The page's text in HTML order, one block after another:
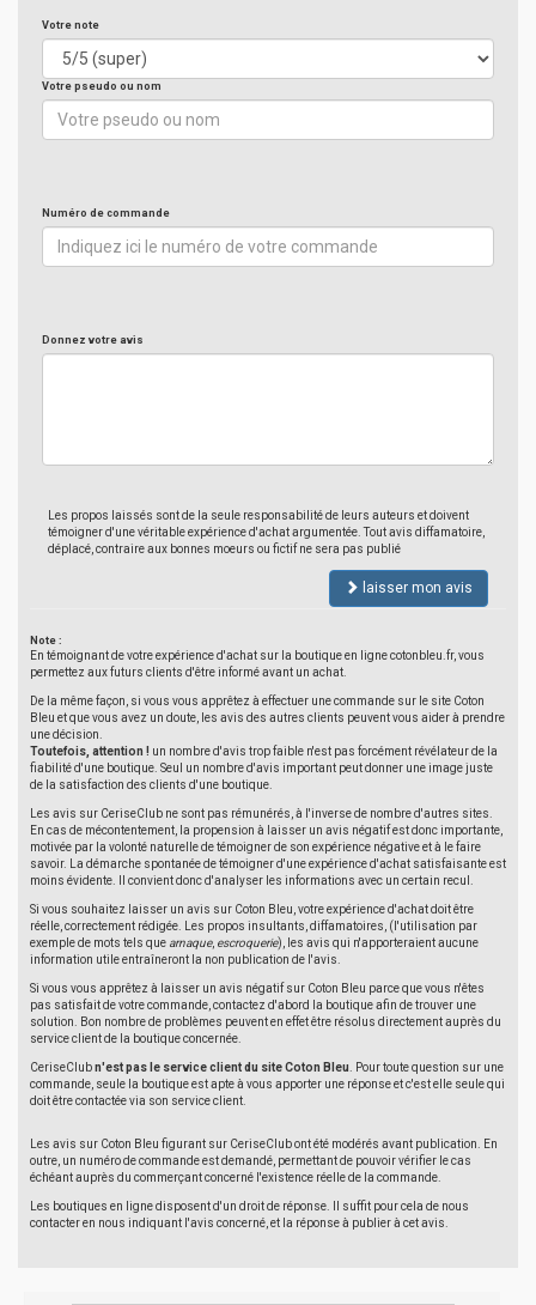
Votre note
Votre pseudo ou nom
Numéro de commande
Donnez votre avis
Les propos laissés sont de la seule responsabilité de leurs auteurs et doivent
témoigner d'une véritable expérience d'achat argumentée. Tout avis diffamatoire,
déplacé, contraire aux bonnes moeurs ou fictif ne sera pas publié
laisser mon avis
Note :
En témoignant de votre expérience d'achat sur la boutique en ligne cotonbleu.fr, vous
permettez aux futurs clients d'être informé avant un achat.
De la même façon, si vous vous apprêtez à effectuer une commande sur le site Coton
Bleu et que vous avez un doute, les avis des autres clients peuvent vous aider à prendre
une décision.
Toutefois, attention ! un nombre d'avis trop faible n'est pas forcément révélateur de la
fiabilité d'une boutique. Seul un nombre d'avis important peut donner une image juste
de la satisfaction des clients d'une boutique.
Les avis sur CeriseClub ne sont pas rémunérés, à l'inverse de nombre d'autres sites.
En cas de mécontentement, la propension à laisser un avis négatif est donc importante,
motivée par la volonté naturelle de témoigner de son expérience négative et à le faire
savoir. La démarche spontanée de témoigner d'une expérience d'achat satisfaisante est
moins évidente. Il convient donc d'analyser les informations avec un certain recul.
Si vous souhaitez laisser un avis sur Coton Bleu, votre expérience d'achat doit être
réelle, correctement rédigée. Les propos insultants, diffamatoires, (l'utilisation par
exemple de mots tels que arnaque, escroquerie), les avis qui n'apporteraient aucune
information utile entraîneront la non publication de l'avis.
Si vous vous apprêtez à laisser un avis négatif sur Coton Bleu parce que vous n'êtes
pas satisfait de votre commande, contactez d'abord la boutique afin de trouver une
solution. Bon nombre de problèmes peuvent en effet être résolus directement auprès du
service client de la boutique concernée.
CeriseClubn'est pas le service client du site Coton Bleu . Pour toute question sur une
commande, seule la boutique est apte à vous apporter une réponse et c'est elle seule qui
doit être contactée via son service client.
Les avis sur Coton Bleu figurant sur CeriseClub ont été modérés avant publication. En
outre, un numéro de commande est demandé, permettant de pouvoir vérifier le cas
échéant auprès du commerçant concerné l'existence réelle de la commande.
Les boutiques en ligne disposent d'un droit de réponse. Il suffit pour cela de nous
contacter en nous indiquant l'avis concerné, et la réponse à publier à cet avis.